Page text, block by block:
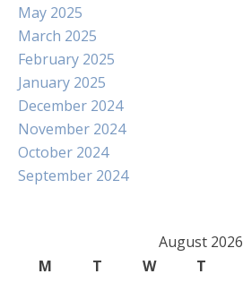
May 2025
March 2025
February 2025
January 2025
December 2024
November 2024
October 2024
September 2024
August 2026
M
T W T